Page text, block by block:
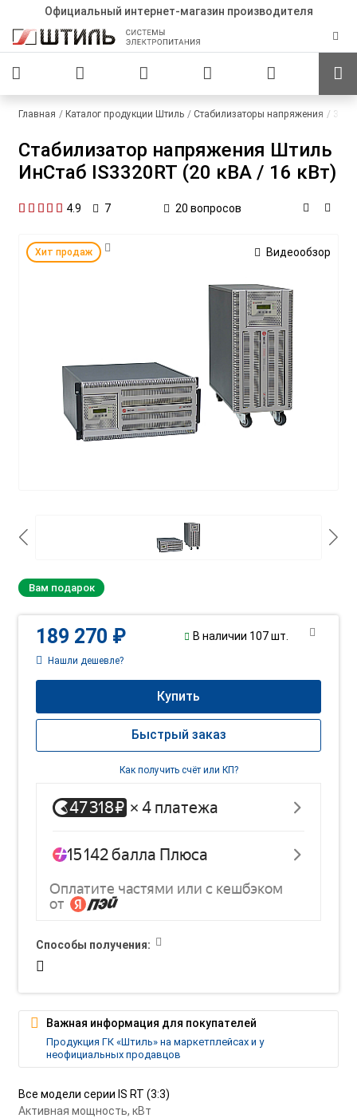
Официальный интернет-магазин производителя
Главная Каталог продукции Штиль Стабилизаторы напряжения 380
Стабилизатор напряжения Штиль
ИнСтаб IS3320RT (20 кВА / 16 кВт)
4.9 7 20 вопросов
Хит продаж Видеообзор
Все модели серии IS RT (3:3)
Активная мощность, кВт
Вам подарок
189 270 ₽ В наличии 107 шт.
Нашли дешевле?
Купить
Быстрый заказ
Как получить счёт или КП?
Способы получения:
Важная информация для покупателей
Продукция ГК «Штиль» на маркетплейсах и у
неофициальных продавцов